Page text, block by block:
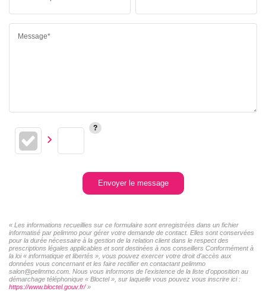
Message*
Envoyer le message
« Les informations recueillies sur ce formulaire sont enregistrées dans un fichier
informatisé par pelimmo pour gérer votre demande de contact. Elles sont conservées
pour la durée nécessaire à la gestion de la relation client dans le respect des
prescriptions légales applicables et sont destinées à nos conseillers Conformément à
la loi « informatique et libertés », vous pouvez exercer votre droit d'accès aux
données vous concernant et les faire rectifier en contactant pelimmo
salon@pelimmo.com. Nous vous informons de l'existence de la liste d'opposition au
démarchage téléphonique « Bloctel », sur laquelle vous pouvez vous inscrire ici :
https://www.bloctel.gouv.fr/»